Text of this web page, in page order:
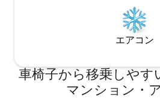
でワンルームマンションに行くこと
きます。駅はワンルームマンション
わずか数分の場所にあります。 これらの
停留所は、コスタ・デル・ソル全体
セス マラガ・コスタ・デル・ソル国
港からは、コスタ・デル・ソル全
クセスできます。この飛行場は、
の首都からわずか8キロ、トレモリ
エアコン
車椅子から移乗しやす
マンション・